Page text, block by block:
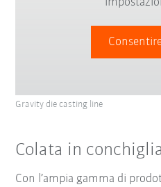
Gravity die casting line
Colata in
Con l’ampia gamma di